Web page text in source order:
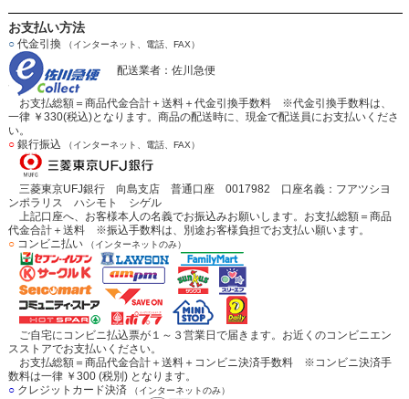
お支払い方法
○代金引換 （インターネット、電話、FAX）
配送業者：佐川急便
お支払総額＝商品代金合計＋送料＋代金引換手数料 ※代金引換手数料は、
一律 ￥330(税込)となります。商品の配送時に、現金で配送員にお支払いくださ
い。
○銀行振込 （インターネット、電話、FAX）
三菱東京UFJ銀行 向島支店 普通口座 0017982 口座名義：フアツシヨ
ンポラリス ハシモト シゲル
上記口座へ、お客様本人の名義でお振込みお願いします。お支払総額＝商品
代金合計＋送料 ※振込手数料は、別途お客様負担でお支払い願います。
○コンビニ払い （インターネットのみ）
ご自宅にコンビニ払込票が１～３営業日で届きます。お近くのコンビニエン
スストアでお支払いください。
お支払総額＝商品代金合計＋送料＋コンビニ決済手数料 ※コンビニ決済手
数料は一律 ￥300 (税別) となります。
○クレジットカード決済 （インターネットのみ）